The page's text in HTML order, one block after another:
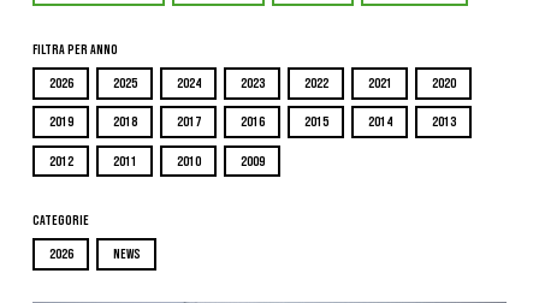
Filtra per Anno
2026 2025 2024 2023 2022 2021 2020
2019 2018 2017 2016 2015 2014 2013
2012 2011 2010 2009
Categorie
2026 NEWS